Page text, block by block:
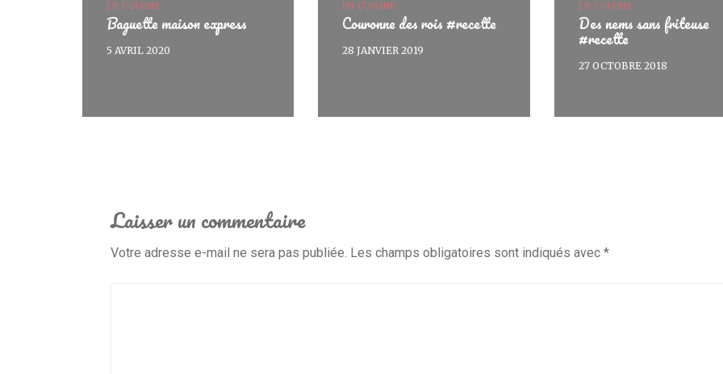
EN CUISINE
Baguette maison express
5 AVRIL 2020
EN CUISINE
Couronne des rois #recette
28 JANVIER 2019
EN CUISINE
Des nems sans friteuse
#recette
27 OCTOBRE 2018
Laisser un commentaire
Votre adresse e-mail ne sera pas publiée. Les champs obligatoires sont indiqués avec *